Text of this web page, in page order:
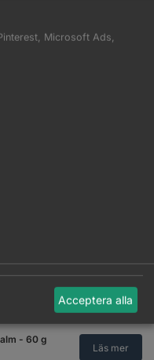
Tree -
Läs mer
ml
- 100
- 60 g
Läs mer
Microsoft Ads,
Acceptera alla